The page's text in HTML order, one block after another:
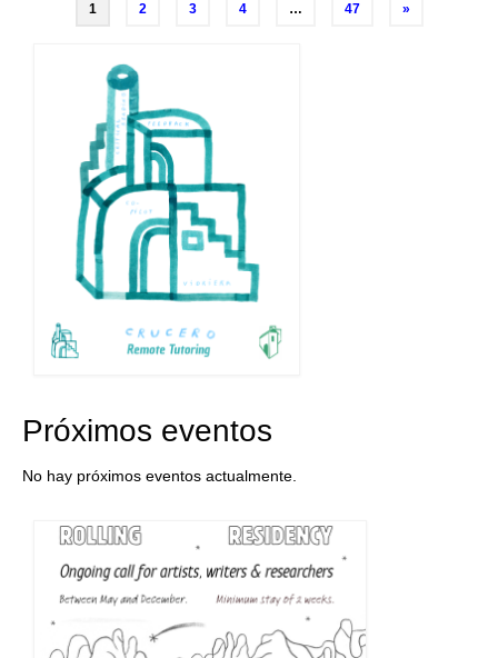
1 2 3 4 … 47 »
Próximos eventos
No hay próximos eventos actualmente.